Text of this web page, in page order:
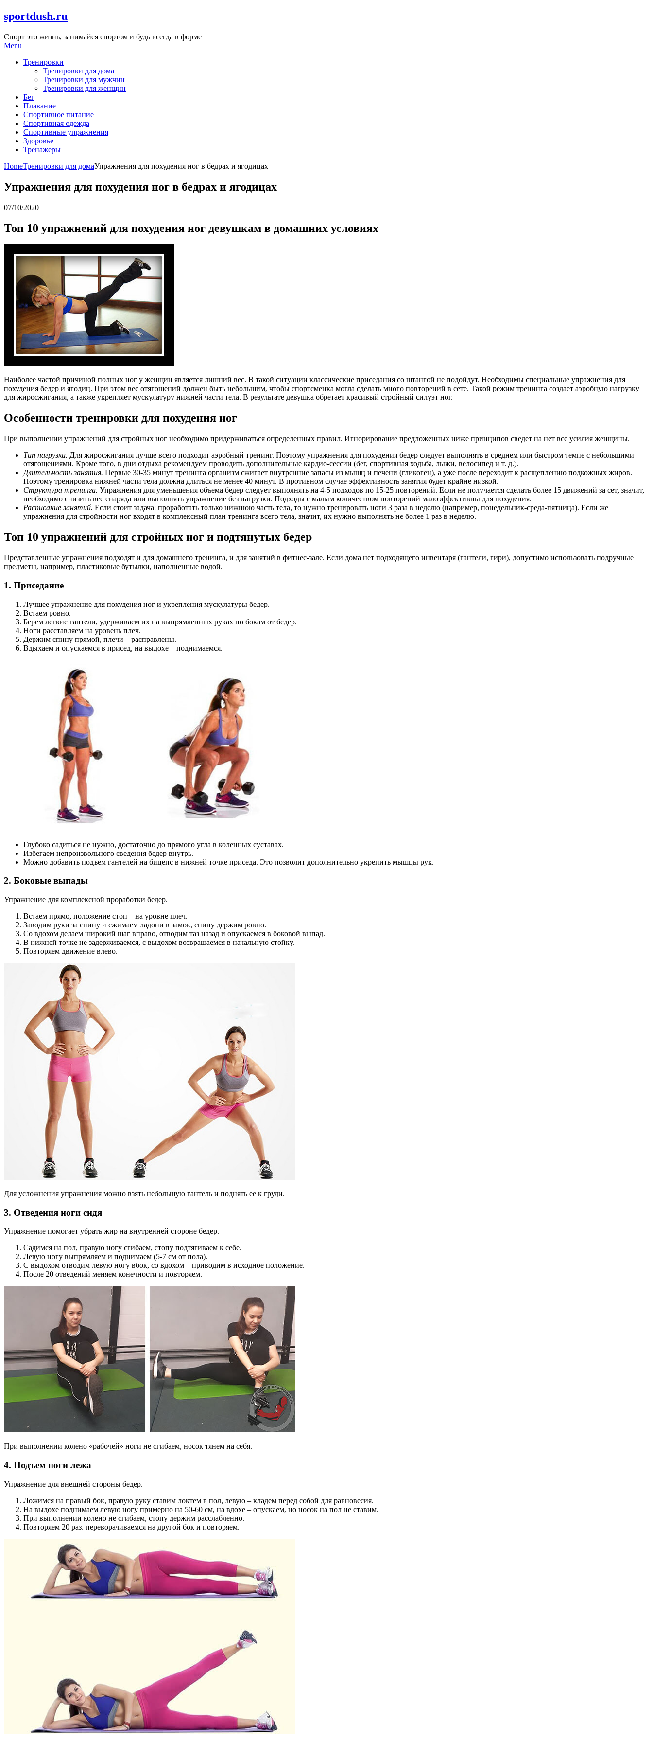
Skip
to
sportdush.ru
Спорт это жизнь, занимайся спортом и будь всегда в форме
Menu
Тренировки
Тренировки для дома
Тренировки для мужчин
Тренировки для женщин
Бег
Плавание
Спортивное питание
Спортивная одежда
Спортивные упражнения
Здоровье
Тренажеры
HomeТренировки для домаУпражнения для похудения ног в бедрах и ягодицах
Упражнения для похудения ног в бедрах и ягодицах
07/10/2020
Топ 10 упражнений для похудения ног девушкам в домашних условиях
Наиболее частой причиной полных ног у женщин является лишний вес. В такой ситуации классические приседания со штангой не подойдут. Необходимы специальные упражнения для
похудения бедер и ягодиц. При этом вес отягощений должен быть небольшим, чтобы спортсменка могла сделать много повторений в сете. Такой режим тренинга создает аэробную нагрузку
для жиросжигания, а также укрепляет мускулатуру нижней части тела. В результате девушка обретает красивый стройный силуэт ног.
Особенности тренировки для похудения ног
При выполнении упражнений для стройных ног необходимо придерживаться определенных правил. Игнорирование предложенных ниже принципов сведет на нет все усилия женщины.
Тип нагрузки. Для жиросжигания лучше всего подходит аэробный тренинг. Поэтому упражнения для похудения бедер следует выполнять в среднем или быстром темпе с небольшими
отягощениями. Кроме того, в дни отдыха рекомендуем проводить дополнительные кардио-сессии (бег, спортивная ходьба, лыжи, велосипед и т. д.).
Длительность занятия. Первые 30-35 минут тренинга организм сжигает внутренние запасы из мышц и печени (гликоген), а уже после переходит к расщеплению подкожных жиров.
Поэтому тренировка нижней части тела должна длиться не менее 40 минут. В противном случае эффективность занятия будет крайне низкой.
Структура тренинга. Упражнения для уменьшения объема бедер следует выполнять на 4-5 подходов по 15-25 повторений. Если не получается сделать более 15 движений за сет, значит,
необходимо снизить вес снаряда или выполнять упражнение без нагрузки. Подходы с малым количеством повторений малоэффективны для похудения.
Расписание занятий. Если стоит задача: проработать только нижнюю часть тела, то нужно тренировать ноги 3 раза в неделю (например, понедельник-среда-пятница). Если же
упражнения для стройности ног входят в комплексный план тренинга всего тела, значит, их нужно выполнять не более 1 раз в неделю.
Топ 10 упражнений для стройных ног и подтянутых бедер
Представленные упражнения подходят и для домашнего тренинга, и для занятий в фитнес-зале. Если дома нет подходящего инвентаря (гантели, гири), допустимо использовать подручные
предметы, например, пластиковые бутылки, наполненные водой.
1. Приседание
Лучшее упражнение для похудения ног и укрепления мускулатуры бедер.
Встаем ровно.
Берем легкие гантели, удерживаем их на выпрямленных руках по бокам от бедер.
Ноги расставляем на уровень плеч.
Держим спину прямой, плечи – расправлены.
Вдыхаем и опускаемся в присед, на выдохе – поднимаемся.
Глубоко садиться не нужно, достаточно до прямого угла в коленных суставах.
Избегаем непроизвольного сведения бедер внутрь.
Можно добавить подъем гантелей на бицепс в нижней точке приседа. Это позволит дополнительно укрепить мышцы рук.
2. Боковые выпады
Упражнение для комплексной проработки бедер.
Встаем прямо, положение стоп – на уровне плеч.
Заводим руки за спину и сжимаем ладони в замок, спину держим ровно.
Со вдохом делаем широкий шаг вправо, отводим таз назад и опускаемся в боковой выпад.
В нижней точке не задерживаемся, с выдохом возвращаемся в начальную стойку.
Повторяем движение влево.
Для усложнения упражнения можно взять небольшую гантель и поднять ее к груди.
3. Отведения ноги сидя
Упражнение помогает убрать жир на внутренней стороне бедер.
Садимся на пол, правую ногу сгибаем, стопу подтягиваем к себе.
Левую ногу выпрямляем и поднимаем (5-7 см от пола).
С выдохом отводим левую ногу вбок, со вдохом – приводим в исходное положение.
После 20 отведений меняем конечности и повторяем.
При выполнении колено «рабочей» ноги не сгибаем, носок тянем на себя.
4. Подъем ноги лежа
Упражнение для внешней стороны бедер.
Ложимся на правый бок, правую руку ставим локтем в пол, левую – кладем перед собой для равновесия.
На выдохе поднимаем левую ногу примерно на 50-60 см, на вдохе – опускаем, но носок на пол не ставим.
При выполнении колено не сгибаем, стопу держим расслабленно.
Повторяем 20 раз, переворачиваемся на другой бок и повторяем.